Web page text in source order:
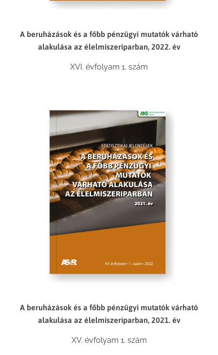
A beruházások és a főbb pénzügyi mutatók várható
alakulása az élelmiszeriparban, 2022. év
XVI. évfolyam 1. szám
A beruházások és a főbb pénzügyi mutatók várható
alakulása az élelmiszeriparban, 2021. év
XV. évfolyam 1. szám